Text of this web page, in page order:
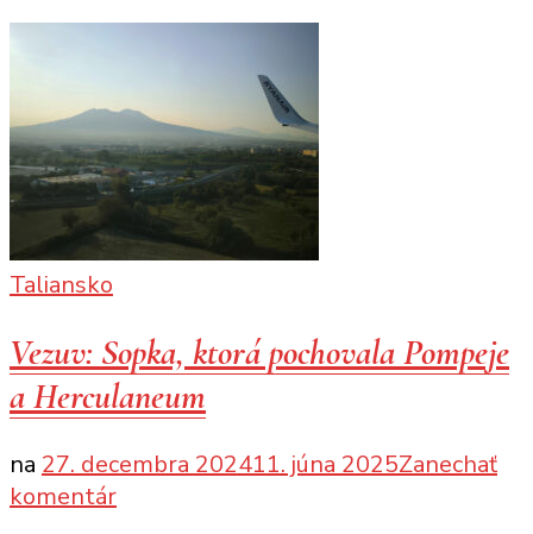
Taliansko
Vezuv: Sopka, ktorá pochovala Pompeje
a Herculaneum
na 27. decembra 202411. júna 2025Zanechať
komentárk